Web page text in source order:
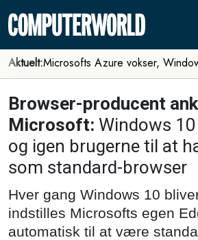
Aktuelt:Microsofts Azure vokser,
Browser-producent
Microsoft: Windows
og igen brugerne til at
som standard-browser
Hver gang Windows 10
indstilles Microsofts egen
automatisk til at være